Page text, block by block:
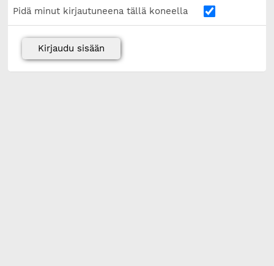
Pidä minut kirjautuneena tällä koneella